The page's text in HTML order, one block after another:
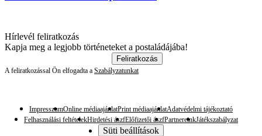
Hírlevél feliratkozás
Kapja meg a legjobb történeteket a postaládájába!
Feliratkozás
A feliratkozással Ön elfogadta a Szabályzatunkat
ImpresszumOnline médiaajánlatPrint médiaajánlatAdatvédelmi tájékoztató
Felhasználási feltételekHirdetési ászfElőfizetői ászfPartnereinkJátékszabályzat
Süti beállítások